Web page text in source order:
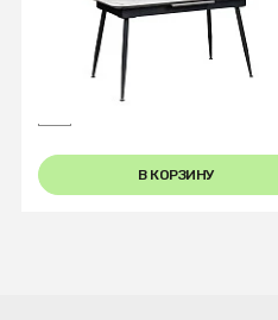
Стол Месси раздвиж. 140-
180 Керамогранит
Мрамор
В КОРЗИНУ